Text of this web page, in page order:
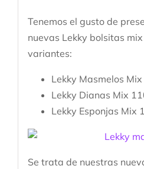
Tenemos el gusto de
nuevas Lekky bolsitas
variantes:
Lekky Masmelos
Lekky Dianas Mix
Lekky Esponjas Mix
Se trata de nuestras